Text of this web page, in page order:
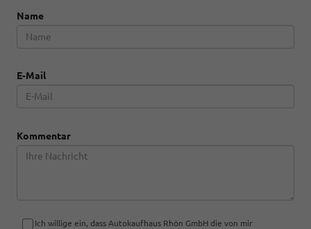
Name
E-Mail
Kommentar
Ich willige ein, dass Autokaufhaus Rhön GmbH die von mir